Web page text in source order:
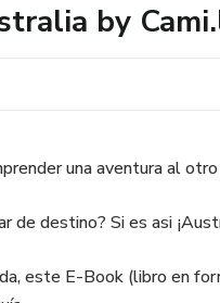
by
una aventura al
de destino? Si es asi
este E-Book (libro en